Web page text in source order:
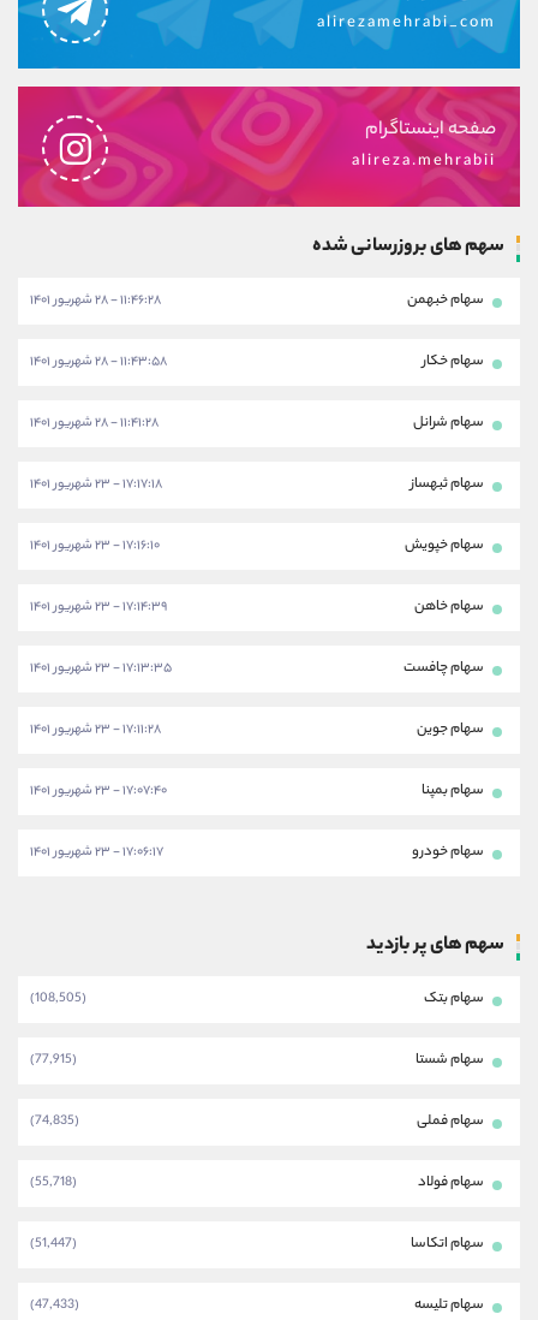
alirezamehrabi_com
صفحه اینستاگرام
alireza.mehrabii
سهم های بروزرسانی شده
سهام خبهمن ۱۱:۴۶:۲۸ - ۲۸ شهریور ۱۴۰۱
سهام خکار ۱۱:۴۳:۵۸ - ۲۸ شهریور ۱۴۰۱
سهام شرانل ۱۱:۴۱:۲۸ - ۲۸ شهریور ۱۴۰۱
سهام ثبهساز ۱۷:۱۷:۱۸ - ۲۳ شهریور ۱۴۰۱
سهام خپویش ۱۷:۱۶:۱۰ - ۲۳ شهریور ۱۴۰۱
سهام خاهن ۱۷:۱۴:۳۹ - ۲۳ شهریور ۱۴۰۱
سهام چافست ۱۷:۱۳:۳۵ - ۲۳ شهریور ۱۴۰۱
سهام جوین ۱۷:۱۱:۲۸ - ۲۳ شهریور ۱۴۰۱
سهام بمپنا ۱۷:۰۷:۴۰ - ۲۳ شهریور ۱۴۰۱
سهام خودرو ۱۷:۰۶:۱۷ - ۲۳ شهریور ۱۴۰۱
سهم های پر بازدید
سهام بتک (108,505)
سهام شستا (77,915)
سهام فملی (74,835)
سهام فولاد (55,718)
سهام اتکاسا (51,447)
سهام تلیسه (47,433)